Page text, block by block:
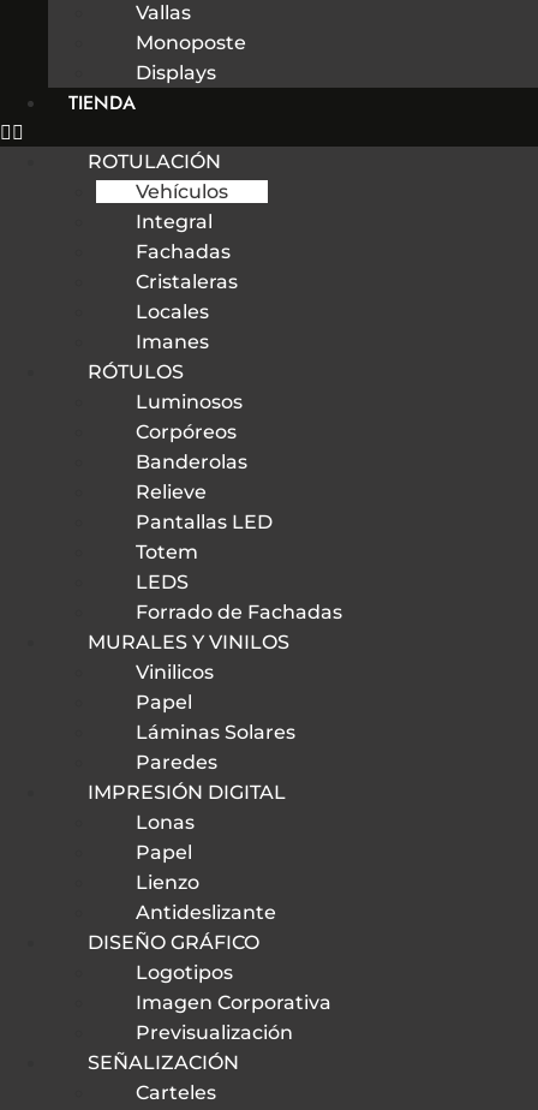
Vallas
Monoposte
Displays
TIENDA
ROTULACIÓN
Vehículos
Integral
Fachadas
Cristaleras
Locales
Imanes
RÓTULOS
Luminosos
Corpóreos
Banderolas
Relieve
Pantallas LED
Totem
LEDS
Forrado de Fachadas
MURALES Y VINILOS
Vinilicos
Papel
Láminas Solares
Paredes
IMPRESIÓN DIGITAL
Lonas
Papel
Lienzo
Antideslizante
DISEÑO GRÁFICO
Logotipos
Imagen Corporativa
Previsualización
SEÑALIZACIÓN
Carteles